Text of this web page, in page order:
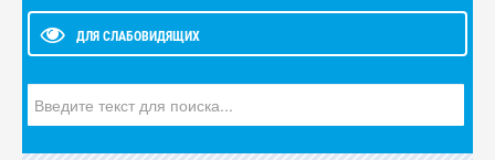
ДЛЯ СЛАБОВИДЯЩИХ